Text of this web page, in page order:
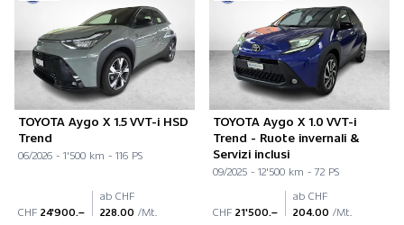
TOYOTA Aygo X 1.5 VVT-i HSD
Trend
06/2026 - 1'500 km - 116 PS
CHF 24'900.–
ab CHF
228.00 /Mt.
TOYOTA Aygo X 1.0 VVT-i
Trend - Ruote invernali &
Servizi inclusi
09/2025 - 12'500 km - 72 PS
CHF 21'500.–
ab CHF
204.00 /Mt.